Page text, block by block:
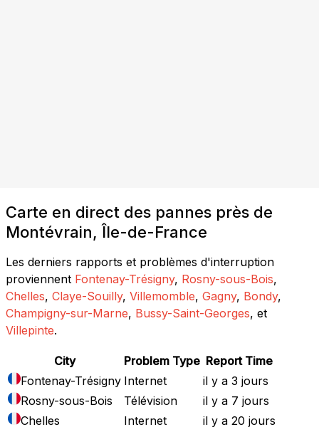
Carte en direct des pannes près de
Montévrain, Île-de-France
Les derniers rapports et problèmes d'interruption
proviennent Fontenay-Trésigny, Rosny-sous-Bois,
Chelles, Claye-Souilly, Villemomble, Gagny, Bondy,
Champigny-sur-Marne, Bussy-Saint-Georges, et
Villepinte.
City Problem Type Report Time
Fontenay-Trésigny Internet
il y a 3 jours
Rosny-sous-Bois
Télévision
il y a 7 jours
Chelles
Internet
il y a 20 jours